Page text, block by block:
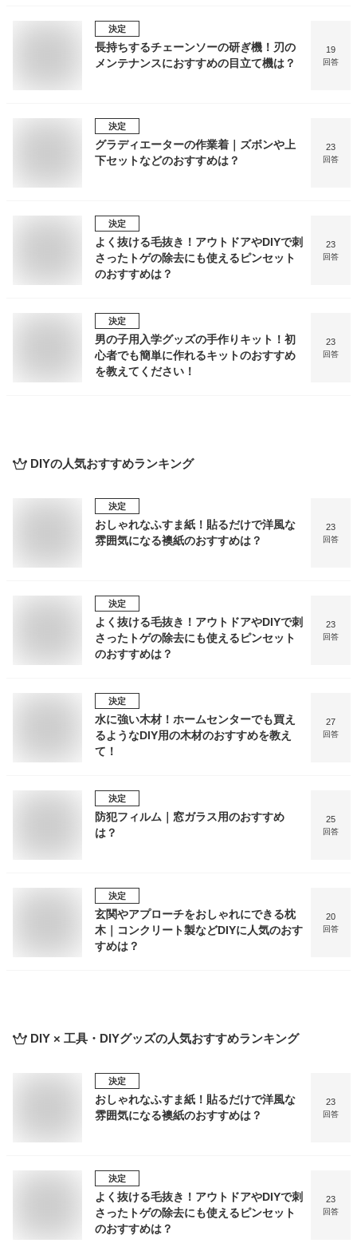
決定
長持ちするチェーンソーの研ぎ機！刃の
メンテナンスにおすすめの目立て機は？
19
回答
決定
グラディエーターの作業着｜ズボンや上
下セットなどのおすすめは？
23
回答
決定
よく抜ける毛抜き！アウトドアやDIYで刺
さったトゲの除去にも使えるピンセット
のおすすめは？
23
回答
決定
男の子用入学グッズの手作りキット！初
心者でも簡単に作れるキットのおすすめ
を教えてください！
23
回答
DIYの人気おすすめランキング
決定
おしゃれなふすま紙！貼るだけで洋風な
雰囲気になる襖紙のおすすめは？
23
回答
決定
よく抜ける毛抜き！アウトドアやDIYで刺
さったトゲの除去にも使えるピンセット
のおすすめは？
23
回答
決定
水に強い木材！ホームセンターでも買え
るようなDIY用の木材のおすすめを教え
て！
27
回答
決定
防犯フィルム｜窓ガラス用のおすすめ
は？
25
回答
決定
玄関やアプローチをおしゃれにできる枕
木｜コンクリート製などDIYに人気のおす
すめは？
20
回答
DIY × 工具・DIYグッズの人気おすすめランキング
決定
おしゃれなふすま紙！貼るだけで洋風な
雰囲気になる襖紙のおすすめは？
23
回答
決定
よく抜ける毛抜き！アウトドアやDIYで刺
さったトゲの除去にも使えるピンセット
のおすすめは？
23
回答